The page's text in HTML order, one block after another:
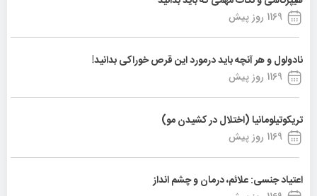
1169 روز پیش
نادولول و هر آنچه باید درمورد این قرص خوراکی بدانید!
1169 روز پیش
تریکوتیلومانیا (اختلال در کشیدن مو)
1169 روز پیش
اعتیاد جنسی: علائم، درمان و چشم انداز